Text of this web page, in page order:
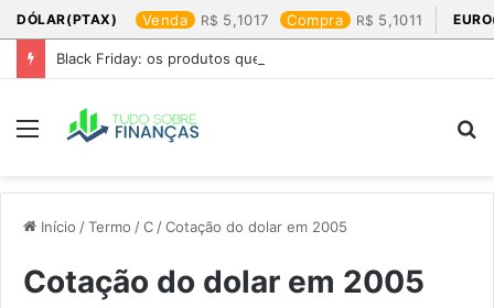
DÓLAR(PTAX) Venda 5,1017 Compra 5,1011
Black Friday: os produtos que mais valem a pena
Menu
Início /Termo /C /Cotação do dolar em 2005​
Cotação do dolar em 2005​